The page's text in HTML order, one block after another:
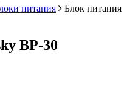
питания
Блок питания
BP-30